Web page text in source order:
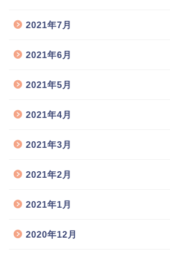
2021年7月
2021年6月
2021年5月
2021年4月
2021年3月
2021年2月
2021年1月
2020年12月